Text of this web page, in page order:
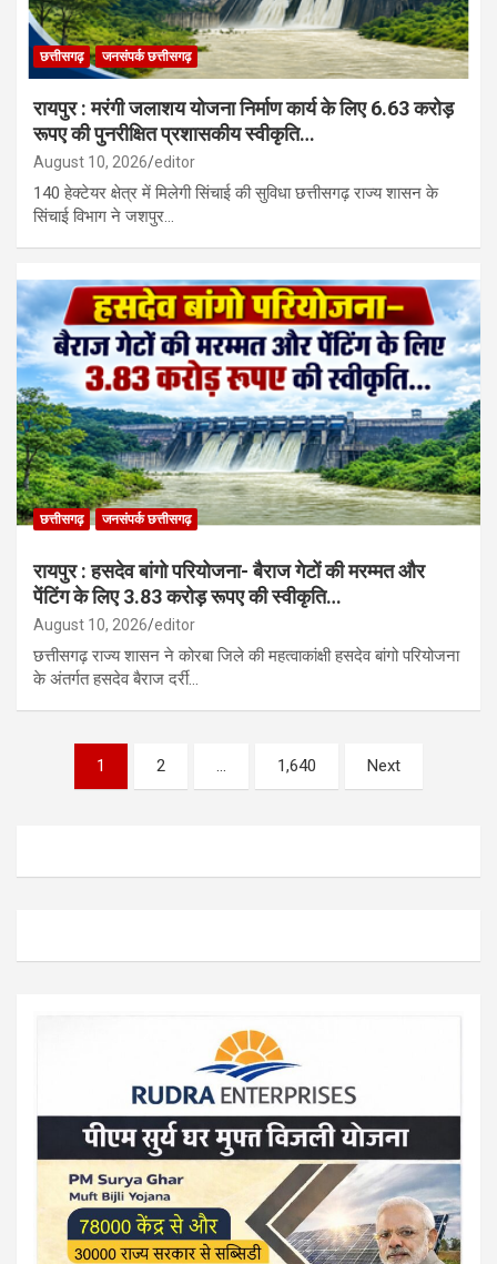
छत्तीसगढ़ जनसंपर्क छत्तीसगढ़
रायपुर : मरंगी जलाशय योजना निर्माण कार्य के लिए 6.63 करोड़
रूपए की पुनरीक्षित प्रशासकीय स्वीकृति…
August 10, 2026 editor
140 हेक्टेयर क्षेत्र में मिलेगी सिंचाई की सुविधा छत्तीसगढ़ राज्य शासन के
सिंचाई विभाग ने जशपुर…
छत्तीसगढ़ जनसंपर्क छत्तीसगढ़
रायपुर : हसदेव बांगो परियोजना- बैराज गेटों की मरम्मत और
पेंटिंग के लिए 3.83 करोड़ रूपए की स्वीकृति…
August 10, 2026 editor
छत्तीसगढ़ राज्य शासन ने कोरबा जिले की महत्वाकांक्षी हसदेव बांगो परियोजना
के अंतर्गत हसदेव बैराज दर्री…
pagination
1 2 … 1,640 Next